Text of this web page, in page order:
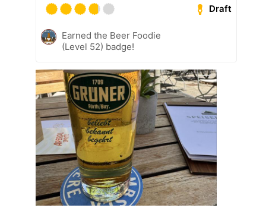
Draft
Earned the Beer Foodie
(Level 52) badge!